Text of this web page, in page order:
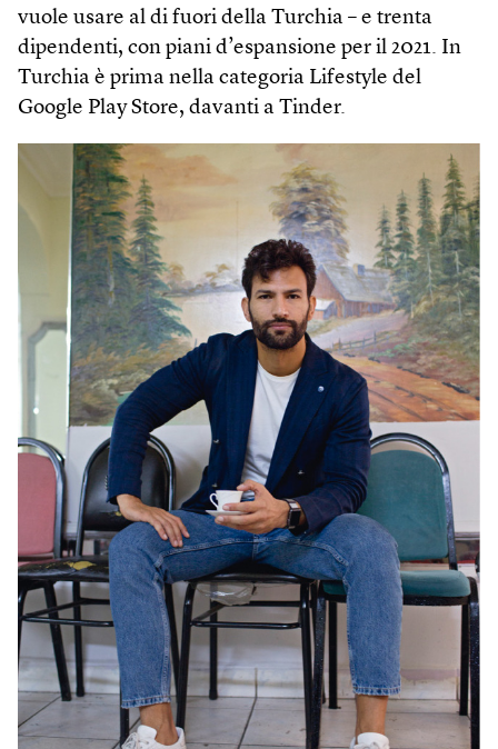
vuole usare al di fuori della Turchia – e trenta
dipendenti, con piani d’espansione per il 2021. In
Turchia è prima nella categoria Lifestyle del
Google Play Store, davanti a Tinder.